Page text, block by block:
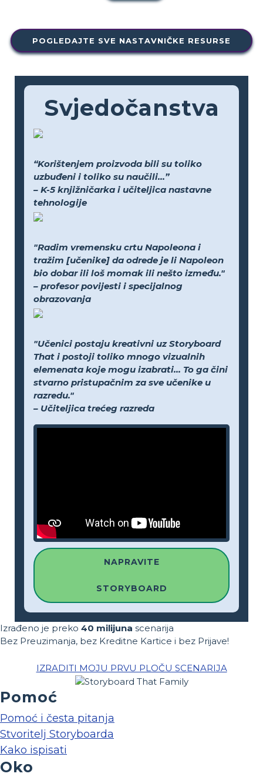
POGLEDAJTE SVE NASTAVNIČKE RESURSE
Svjedočanstva
“Korištenjem proizvoda bili su toliko
uzbuđeni i toliko su naučili...”
– K-5 knjižničarka i učiteljica nastavne
tehnologije
"Radim vremensku crtu Napoleona i
tražim [učenike] da odrede je li Napoleon
bio dobar ili loš momak ili nešto između."
– profesor povijesti i specijalnog
obrazovanja
"Učenici postaju kreativni uz Storyboard
That i postoji toliko mnogo vizualnih
elemenata koje mogu izabrati... To ga čini
stvarno pristupačnim za sve učenike u
razredu."
– Učiteljica trećeg razreda
NAPRAVITE
STORYBOARD
Izrađeno je preko 40 milijuna scenarija
Bez Preuzimanja, bez Kreditne Kartice i bez Prijave!
IZRADITI MOJU PRVU PLOČU SCENARIJA
Pomoć
Pomoć i česta pitanja
Stvoritelj Storyboarda
Kako ispisati
Oko